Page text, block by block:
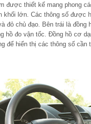
được thiết kế mang phong
khối lớn. Các thông số được
đỏ chủ đạo. Bên trái là đồng
hồ đo vận tốc. Đồng hồ cơ
để hiển thị các thông số cần